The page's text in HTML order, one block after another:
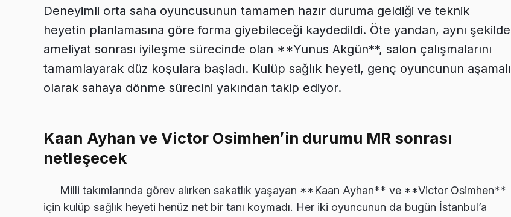
Deneyimli orta saha oyuncusunun tamamen hazır duruma geldiği ve teknik
heyetin planlamasına göre forma giyebileceği kaydedildi. Öte yandan, aynı şekilde
ameliyat sonrası iyileşme sürecinde olan **Yunus Akgün**, salon çalışmalarını
tamamlayarak düz koşulara başladı. Kulüp sağlık heyeti, genç oyuncunun aşamalı
olarak sahaya dönme sürecini yakından takip ediyor.
Kaan Ayhan ve Victor Osimhen’in durumu MR sonrası
netleşecek
Milli takımlarında görev alırken sakatlık yaşayan **Kaan Ayhan** ve **Victor Osimhen**
için kulüp sağlık heyeti henüz net bir tanı koymadı. Her iki oyuncunun da bugün İstanbul’a